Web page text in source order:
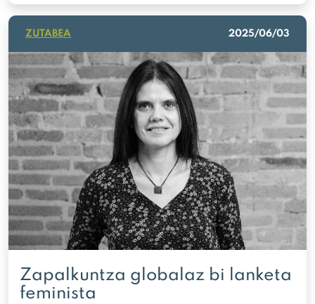
ZUTABEA 2025/06/03
Zapalkuntza globalaz bi lanketa
feminista